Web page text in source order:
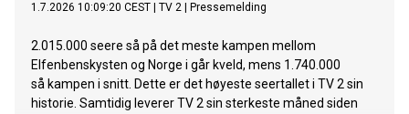
1.7.2026 10:09:20 CEST TV 2 Pressemelding
2.015.000 seere så på det meste kampen mellom
Elfenbenskysten og Norge i går kveld, mens 1.740.000
så kampen i snitt. Dette er det høyeste seertallet i TV 2 sin
historie. Samtidig leverer TV 2 sin sterkeste måned siden